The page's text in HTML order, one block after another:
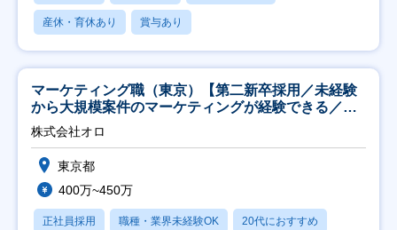
産休・育休あり 賞与あり
マーケティング職（東京）【第二新卒採用／未経験
から大規模案件のマーケティングが経験できる／研
修充実】
株式会社オロ
東京都
400万~450万
正社員採用 職種・業界未経験OK 20代におすすめ